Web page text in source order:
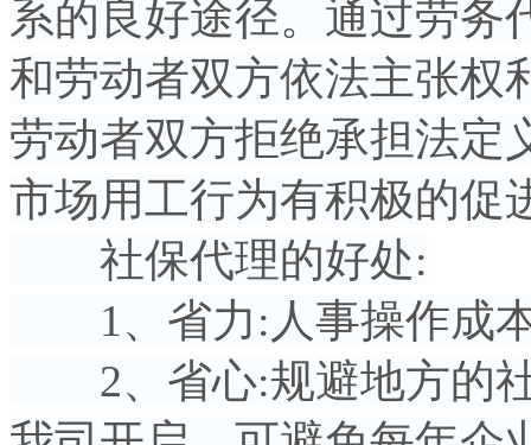
系的良好途径。通过劳务
和劳动者双方依法主张权
劳动者双方拒绝承担法定
市场用工行为有积极的促
社保代理的好处:
1、省力:人事操作成本
2、省心:规避地方的社